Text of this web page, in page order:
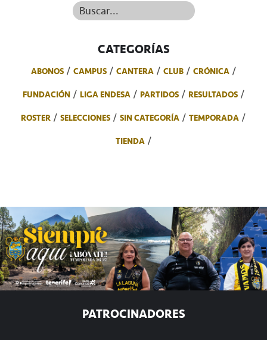
Buscar...
CATEGORÍAS
ABONOS CAMPUS CANTERA CLUB
CRÓNICA
FUNDACIÓN
LIGA ENDESA PARTIDOS
RESULTADOS
ROSTER
SELECCIONES SIN CATEGORÍA
TEMPORADA
TIENDA
PATROCINADORES